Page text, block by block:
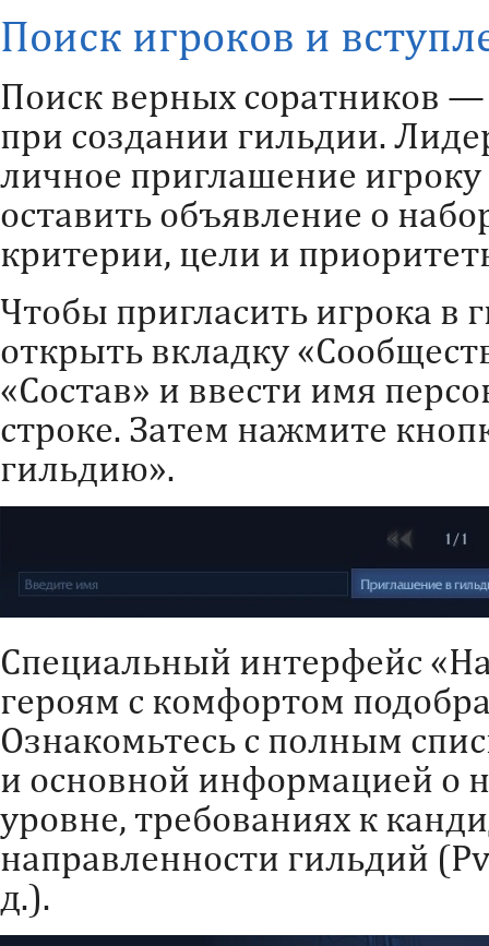
Поиск игроков и
Поиск верных соратников
при создании гильдии.
личное приглашение
оставить объявление о
критерии, цели и
Чтобы пригласить игрока в
открыть вкладку
«Состав» и ввести имя
строке. Затем нажмите
гильдию».
Специальный интерфейс
героям с комфортом
Ознакомьтесь с полным
и основной информацией о
уровне, требованиях к
направленности гильдий
д.).